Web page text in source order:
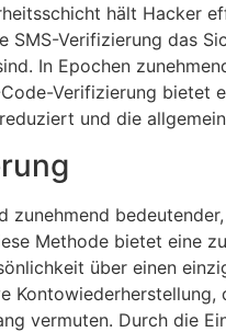
hält
Verifizierung das
In Epochen
Verifizierung bietet
und die
Methode bietet eine
über einen
vermuten. Durch die